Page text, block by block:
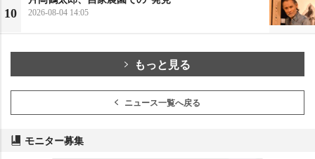
10 2026-08-04 14:05
もっと見る
ニュース一覧へ戻る
モニター募集